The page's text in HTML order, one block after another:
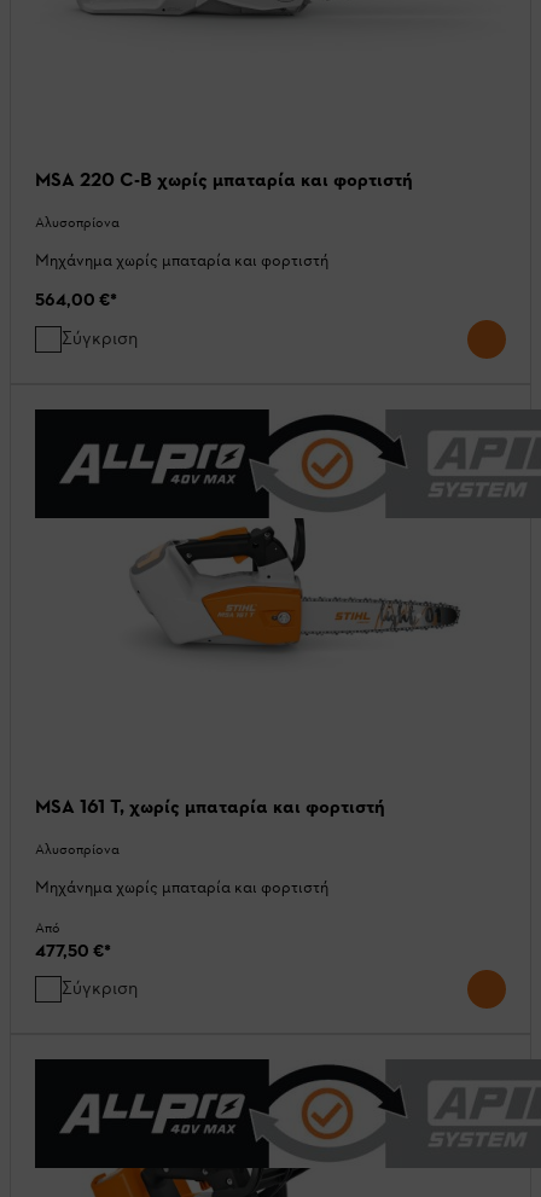
MSA 220 C-B χωρίς μπαταρία και φορτιστή
Αλυσοπρίονα
Μηχάνημα χωρίς μπαταρία και φορτιστή
564,00 €*
Σύγκριση
MSA 161 T, χωρίς μπαταρία και φορτιστή
Αλυσοπρίονα
Μηχάνημα χωρίς μπαταρία και φορτιστή
Από
477,50 €*
Σύγκριση